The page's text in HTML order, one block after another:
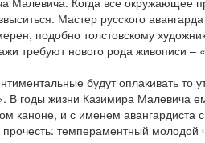
Мастер русского
подобно толстовскому
требуют нового рода живописи –
будут оплакивать то
В годы жизни Казимира Малевича
каноне, и с именем авангардиста
темпераментный молодой